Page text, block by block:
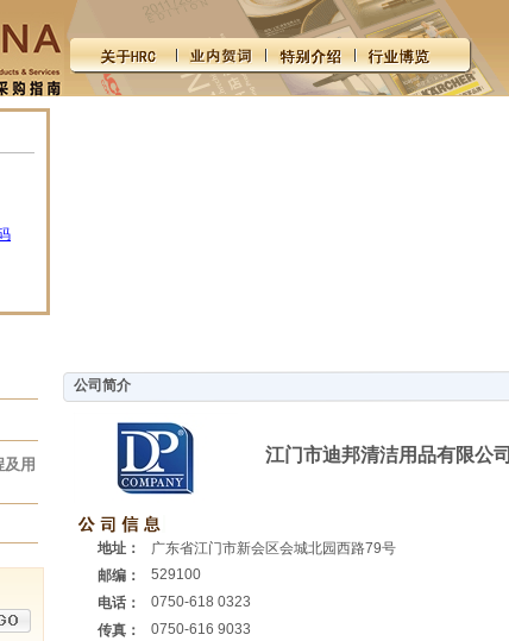
用
公司简介
江门市迪邦清洁用品有限公司
地址：
广东省江门市新会区会城北园西路79号
邮编：
529100
电话：
0750-618 0323
传真：
0750-616 9033